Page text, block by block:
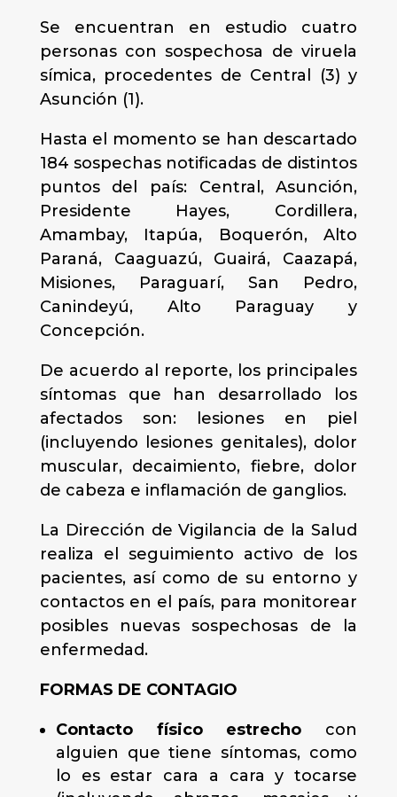
Se encuentran en estudio cuatro
personas con sospechosa de viruela
símica, procedentes de Central (3) y
Asunción (1).
Hasta el momento se han descartado
184 sospechas notificadas de distintos
puntos del país: Central, Asunción,
Presidente Hayes, Cordillera,
Amambay, Itapúa, Boquerón, Alto
Paraná, Caaguazú, Guairá, Caazapá,
Misiones, Paraguarí, San Pedro,
Canindeyú, Alto Paraguay y
Concepción.
De acuerdo al reporte, los principales
síntomas que han desarrollado los
afectados son: lesiones en piel
(incluyendo lesiones genitales), dolor
muscular, decaimiento, fiebre, dolor
de cabeza e inflamación de ganglios.
La Dirección de Vigilancia de la Salud
realiza el seguimiento activo de los
pacientes, así como de su entorno y
contactos en el país, para monitorear
posibles nuevas sospechosas de la
enfermedad.
FORMAS DE CONTAGIO
Contacto físico estrecho con
alguien que tiene síntomas, como
lo es estar cara a cara y tocarse